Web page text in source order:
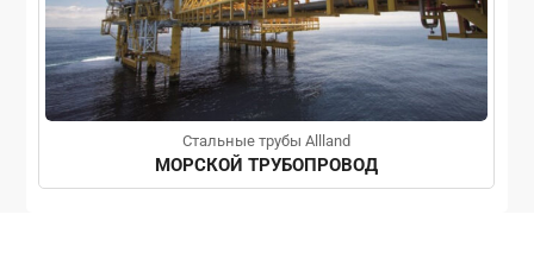
Стальные трубы Allland
МОРСКОЙ ТРУБОПРОВОД